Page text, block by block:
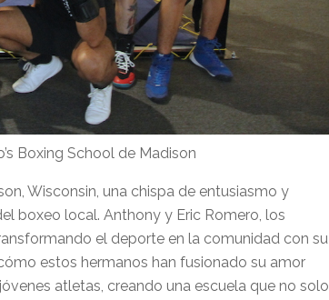
Boxing School de Madison
Wisconsin, una chispa de entusiasmo y
boxeo local. Anthony y Eric Romero, los
el deporte en la comunidad con su
estos hermanos han fusionado su amor
atletas, creando una escuela que no solo